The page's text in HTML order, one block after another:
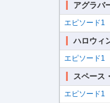
アグラバ
エピソード1
ハロウィ
エピソード1
スペース
エピソード1